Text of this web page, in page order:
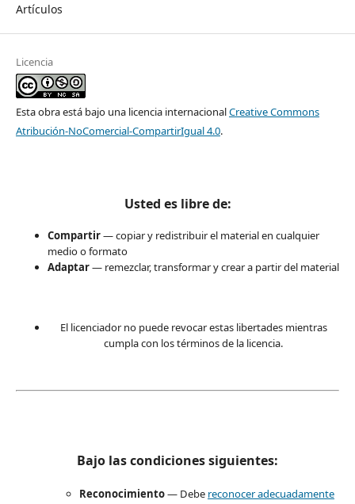
Artículos
Licencia
Esta obra está bajo una licencia internacionalCreative Commons
Atribución-NoComercial-CompartirIgual 4.0.
Usted es libre de:
Compartir— copiar y redistribuir el material en cualquier
medio o formato
Adaptar— remezclar, transformar y crear a partir del material
El licenciador no puede revocar estas libertades mientras
cumpla con los términos de la licencia.
Bajo las condiciones siguientes:
Reconocimiento— Debe reconocer adecuadamente